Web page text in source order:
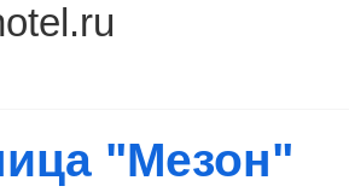
"Мезон"